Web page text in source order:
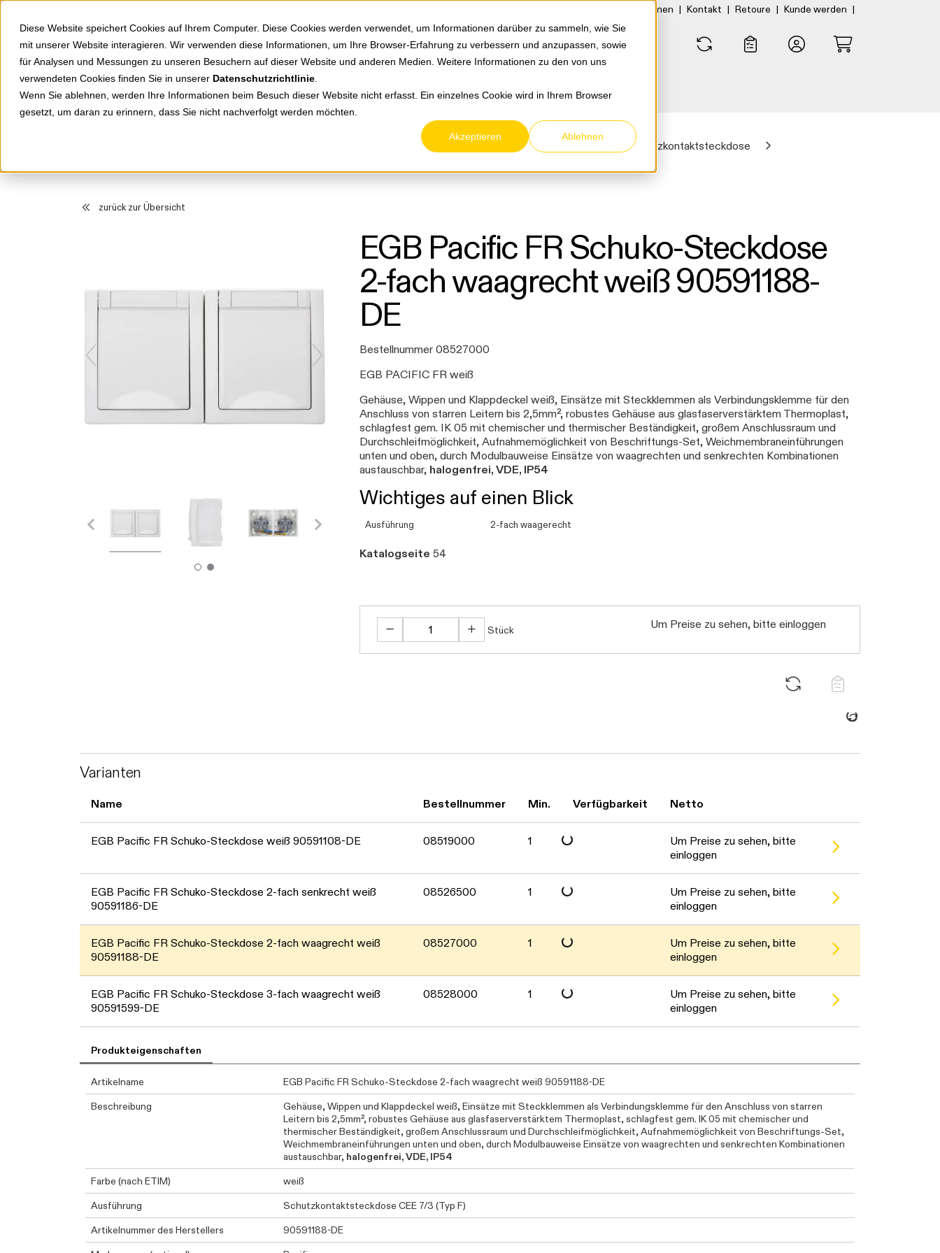
Diese Website speichert Cookies auf Ihrem Computer. Diese Cookies werden verwendet, um Informationen darüber zu sammeln, wie Sie
mit unserer Website interagieren. Wir verwenden diese Informationen, um Ihre Browser-Erfahrung zu verbessern und anzupassen, sowie
für Analysen und Messungen zu unseren Besuchern auf dieser Website und anderen Medien. Weitere Informationen zu den von uns
verwendeten Cookies finden Sie in unserer Datenschutzrichtlinie
Wenn Sie ablehnen, werden Ihre Informationen beim Besuch dieser Website nicht erfasst. Ein einzelnes Cookie wird in Ihrem Browser
gesetzt, um daran zu erinnern, dass Sie nicht nachverfolgt werden möchten.
Akzeptieren Ablehnen
Springe zu Hauptinhalt Ihre Ansprechpartner:innen | Kontakt | Retoure | Kunde werden |
Markenwelten Service & Retouren Karriere Über eltric
Feuchtraum AP-Programm Pacific weiß
Schutzkontaktsteckdose
zurück zur Übersicht
EGB Pacific FR Schuko-Steckdose
2-fach waagrecht weiß 90591188-
DE
Bestellnummer 08527000
EGB PACIFIC FR weiß
Gehäuse, Wippen und Klappdeckel weiß, Einsätze mit Steckklemmen als Verbindungsklemme für den
Anschluss von starren Leitern bis 2,5mm², robustes Gehäuse aus glasfaserverstärktem Thermoplast,
schlagfest gem. IK 05 mit chemischer und thermischer Beständigkeit, großem Anschlussraum und
Durchschleifmöglichkeit, Aufnahmemöglichkeit von Beschriftungs-Set, Weichmembraneinführungen
unten und oben, durch Modulbauweise Einsätze von waagrechten und senkrechten Kombinationen
austauschbar, halogenfrei, VDE, IP54
Wichtiges auf einen Blick
Ausführung 2-fach waagerecht
Katalogseite 54
Stück Um Preise zu sehen, bitte einloggen
Daten werden
Varianten
Name Bestellnummer Min. Verfügbarkeit Netto
EGB Pacific FR Schuko-Steckdose weiß 90591108-DE 08519000 1 Daten werden geladen. Bitte warten...Um Preise zu sehen, bitte
einloggen
EGB Pacific FR Schuko-Steckdose 2-fach senkrecht weiß
90591186-DE
08526500 1 Daten werden geladen. Bitte warten...Um Preise zu sehen, bitte
einloggen
EGB Pacific FR Schuko-Steckdose 2-fach waagrecht weiß
90591188-DE
08527000 1 Daten werden geladen. Bitte warten...Um Preise zu sehen, bitte
einloggen
EGB Pacific FR Schuko-Steckdose 3-fach waagrecht weiß
90591599-DE
08528000 1 Daten werden geladen. Bitte warten...Um Preise zu sehen, bitte
einloggen
Produkteigenschaften
Artikelname
EGB Pacific FR Schuko-Steckdose 2-fach waagrecht weiß 90591188-DE
Beschreibung
Gehäuse, Wippen und Klappdeckel weiß, Einsätze mit Steckklemmen als Verbindungsklemme für den Anschluss von starren
Leitern bis 2,5mm², robustes Gehäuse aus glasfaserverstärktem Thermoplast, schlagfest gem. IK 05 mit chemischer und
thermischer Beständigkeit, großem Anschlussraum und Durchschleifmöglichkeit, Aufnahmemöglichkeit von Beschriftungs-Set,
Weichmembraneinführungen unten und oben, durch Modulbauweise Einsätze von waagrechten und senkrechten Kombinationen
austauschbar, halogenfrei, VDE, IP54
Farbe (nach ETIM)
weiß
Ausführung
Schutzkontaktsteckdose CEE 7/3 (Typ F)
Artikelnummer des Herstellers
90591188-DE